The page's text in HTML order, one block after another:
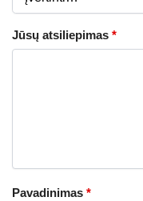
Jūsų atsiliepimas *
Pavadinimas *